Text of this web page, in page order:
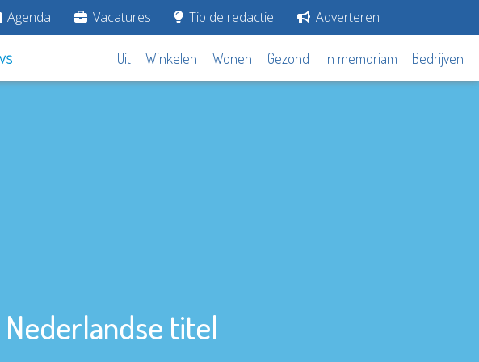
Agenda Vacatures Tip de redactie Adverteren
Uit Winkelen Wonen Gezond In memoriam Bedrijven
titel